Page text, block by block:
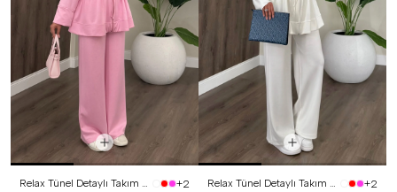
Relax Tünel Detaylı Takım Pembe
+2
Relax Tünel Detaylı Takım Beyaz
+2